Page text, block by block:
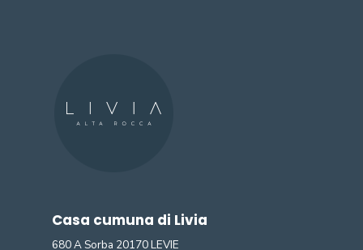
Casa cumuna di Livia
680 A Sorba 20170 LEVIE